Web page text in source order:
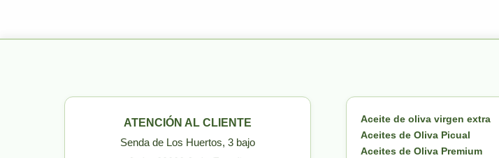
ATENCIÓN AL CLIENTE
Senda de Los Huertos, 3 bajo
Aceite de oliva virgen extra
Aceites de Oliva Picual
Aceites de Oliva Premium